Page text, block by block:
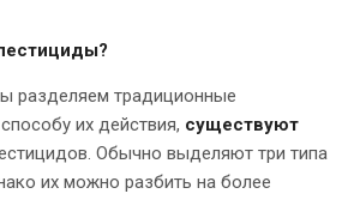
разделяем традиционные
их действия, существуют
Обычно выделяют три типа
их можно разбить на более